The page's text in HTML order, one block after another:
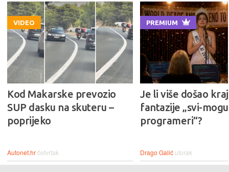
VIDEO
Kod Makarske prevozio
SUP dasku na skuteru –
poprijeko
Autonet.hrčetvrtak
PREMIUM
Je li više došao kraj
fantazije „svi-
programeri“?
Drago Galić utorak